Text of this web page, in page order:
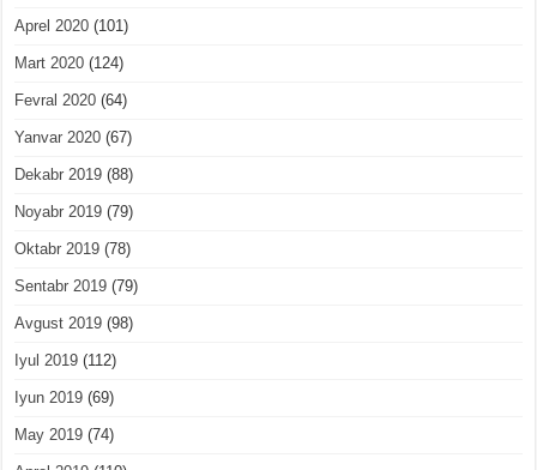
Aprel 2020 (101)
Mart 2020 (124)
Fevral 2020 (64)
Yanvar 2020 (67)
Dekabr 2019 (88)
Noyabr 2019 (79)
Oktabr 2019 (78)
Sentabr 2019 (79)
Avgust 2019 (98)
Iyul 2019 (112)
Iyun 2019 (69)
May 2019 (74)